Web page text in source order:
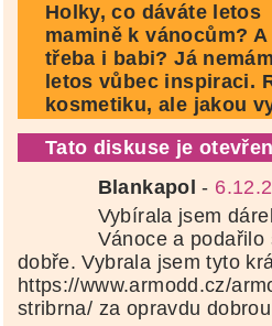
Holky, co dáváte letos
mamině k vánocům? A
třeba i babi? Já
letos vůbec inspiraci.
kosmetiku, ale jakou
Tato diskuse je
Blankapol -
Vybírala jsem
Vánoce a
dobře. Vybrala jsem tyto
https://www.armodd.cz/
stribrna/ za opravdu